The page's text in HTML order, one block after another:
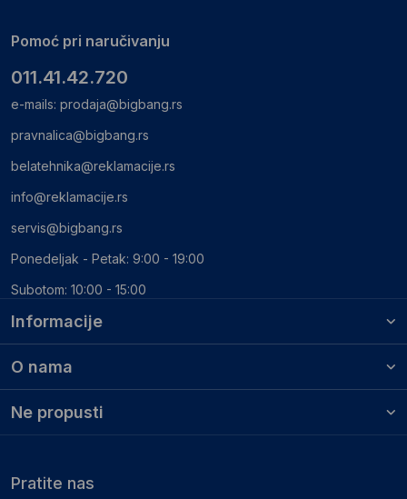
Informacije
O nama
Ne propusti
Pomoć pri naručivanju
011.41.42.720
e-mails: prodaja@bigbang.rs
pravnalica@bigbang.rs
belatehnika@reklamacije.rs
info@reklamacije.rs
servis@bigbang.rs
Ponedeljak - Petak: 9:00 - 19:00
Subotom: 10:00 - 15:00
Pratite nas